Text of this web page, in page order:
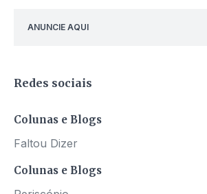
ANUNCIE AQUI
Redes sociais
Colunas e Blogs
Faltou Dizer
Colunas e Blogs